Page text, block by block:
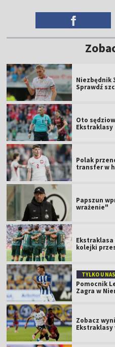
Niezbędnik
Sprawdź
Oto
Ekstraklasy
Polak
transfer w
Papszun
wrażenie"
Ekstraklasa
kolejki
TYLKO U NAS
Pomocnik
Zagra w
Zobacz
Ekstraklasy